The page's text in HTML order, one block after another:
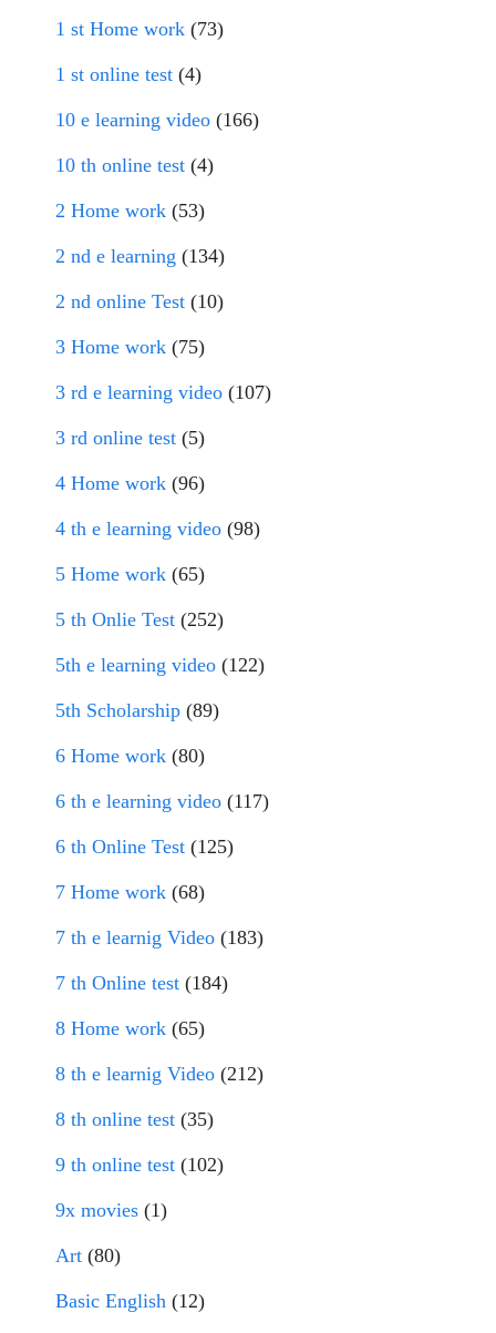
1 st Home work (73)
1 st online test (4)
10 e learning video (166)
10 th online test (4)
2 Home work (53)
2 nd e learning (134)
2 nd online Test (10)
3 Home work (75)
3 rd e learning video (107)
3 rd online test (5)
4 Home work (96)
4 th e learning video (98)
5 Home work (65)
5 th Onlie Test (252)
5th e learning video (122)
5th Scholarship (89)
6 Home work (80)
6 th e learning video (117)
6 th Online Test (125)
7 Home work (68)
7 th e learnig Video (183)
7 th Online test (184)
8 Home work (65)
8 th e learnig Video (212)
8 th online test (35)
9 th online test (102)
9x movies (1)
Art (80)
Basic English (12)